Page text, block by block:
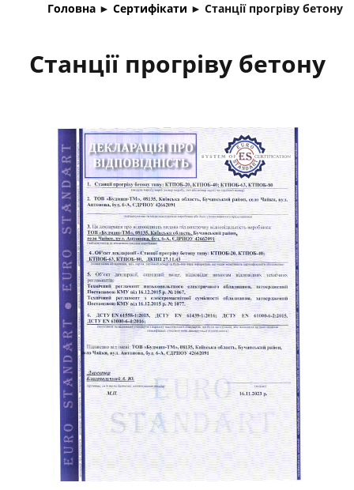
Головна ► Сертифікати ► Станції прогріву бетону
Станції прогріву бетону